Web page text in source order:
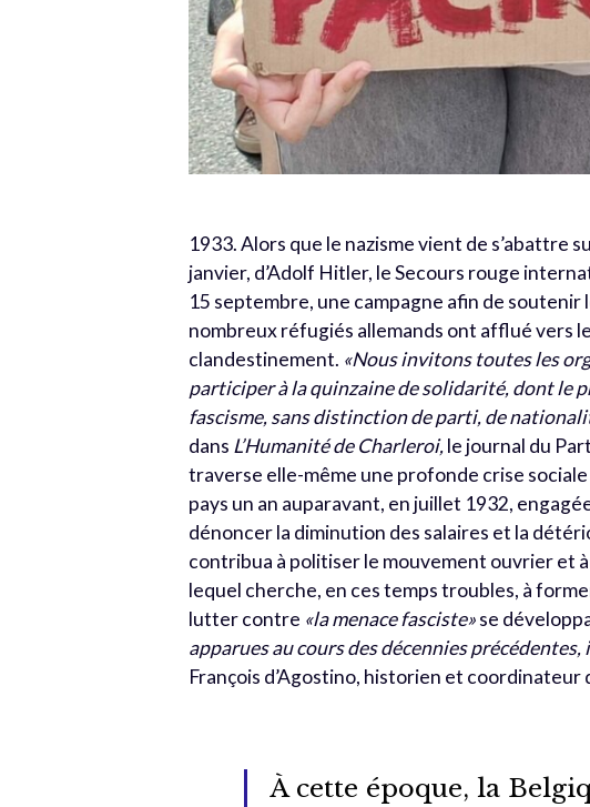
1933. Alors que le nazisme vient de s’abattre
janvier, d’Adolf Hitler, le Secours rouge
15 septembre, une campagne afin de soutenir
nombreux réfugiés allemands ont afflué vers
clandestinement. «Nous invitons toutes les
participer à la quinzaine de solidarité, dont le
fascisme, sans distinction de parti, de
dans L’Humanité de Charleroi,le journal du
traverse elle-même une profonde crise
pays un an auparavant, en juillet 1932,
dénoncer la diminution des salaires et la
contribua à politiser le mouvement ouvrier et
lequel cherche, en ces temps troubles, à
lutter contre «la menace fasciste»se
apparues au cours des décennies
François d’Agostino, historien et
À cette époque, la